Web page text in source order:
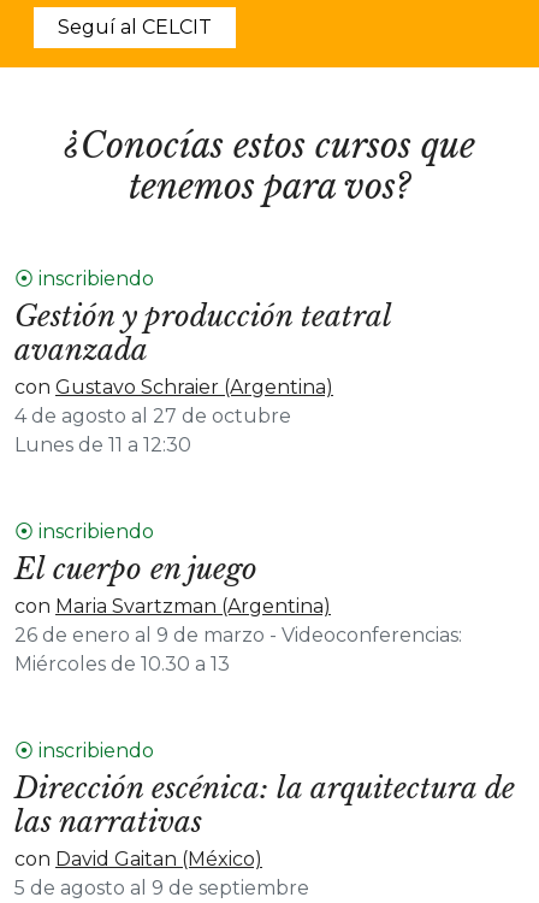
Seguí al CELCIT
¿Conocías estos cursos que
tenemos para vos?
⦿ inscribiendo
Gestión y producción teatral
avanzada
con Gustavo Schraier (Argentina)
4 de agosto al 27 de octubre
Lunes de 11 a 12:30
⦿ inscribiendo
El cuerpo en juego
con Maria Svartzman (Argentina)
26 de enero al 9 de marzo - Videoconferencias:
Miércoles de 10.30 a 13
⦿ inscribiendo
Dirección escénica: la arquitectura de
las narrativas
con David Gaitan (México)
5 de agosto al 9 de septiembre